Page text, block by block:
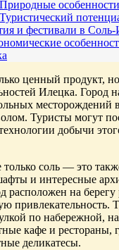
Природные особенности
Туристический
и фестивали в Соль-
ценный продукт,
Илецка. Город
месторождений
Туристы могут
добычи
соль — это
и интересные
расположен на
привлекательность.
по набережной,
кафе и рестораны,
деликатесы.